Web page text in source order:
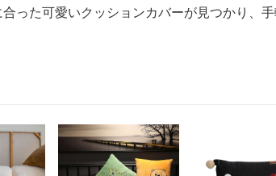
った可愛いクッションカバーが見つかり、